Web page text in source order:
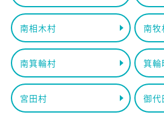
南相木村 南牧
南箕輪村 箕輪
宮田村 御代